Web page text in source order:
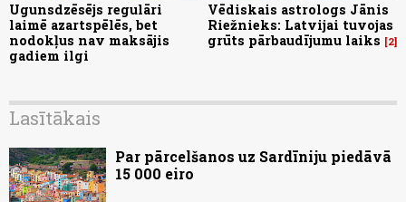
Ugunsdzēsējs regulāri
laimē azartspēlēs, bet
nodokļus nav maksājis
gadiem ilgi
Vēdiskais astrologs Jānis
Riežnieks: Latvijai tuvojas
grūts pārbaudījumu laiks
2
Lasītākais
Par pārcelšanos uz Sardīniju piedāvā
15 000 eiro